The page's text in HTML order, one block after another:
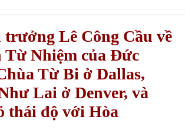
Lê Công Cầu về
Từ Nhiệm của Đức
Từ Bi ở Dallas,
Lai ở Denver, và
thái độ với Hòa